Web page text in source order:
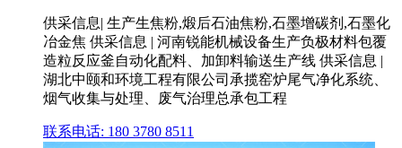
供采信息| 生产生焦粉,煅后石油焦粉,石墨增碳剂,石墨化
冶金焦 供采信息 | 河南锐能机械设备生产负极材料包覆
造粒反应釜自动化配料、加卸料输送生产线 供采信息 |
湖北中颐和环境工程有限公司承揽窑炉尾气净化系统、
烟气收集与处理、废气治理总承包工程
联系电话: 180 3780 8511